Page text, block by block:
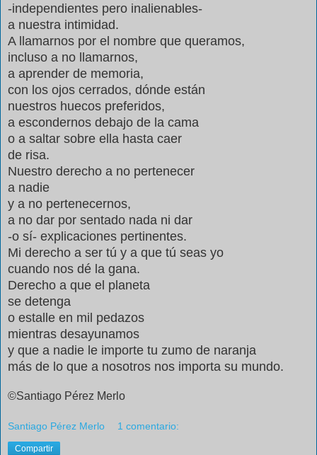
-independientes pero inalienables-
a nuestra intimidad.
A llamarnos por el nombre que queramos,
incluso a no llamarnos,
a aprender de memoria,
con los ojos cerrados, dónde están
nuestros huecos preferidos,
a escondernos debajo de la cama
o a saltar sobre ella hasta caer
de risa.
Nuestro derecho a no pertenecer
a nadie
y a no pertenecernos,
a no dar por sentado nada ni dar
-o sí- explicaciones pertinentes.
Mi derecho a ser tú y a que tú seas yo
cuando nos dé la gana.
Derecho a que el planeta
se detenga
o estalle en mil pedazos
mientras desayunamos
y que a nadie le importe tu zumo de naranja
más de lo que a nosotros nos importa su mundo.
©Santiago Pérez Merlo
Santiago Pérez Merlo 1 comentario:
Compartir